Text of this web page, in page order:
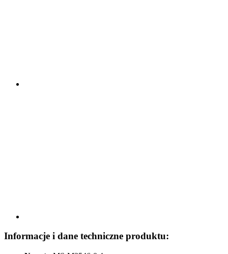
Informacje i dane techniczne produktu: